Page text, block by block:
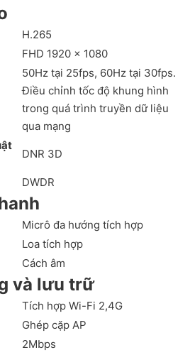
H.265
FHD 1920 x 1080
50Hz tại 25fps, 60Hz tại 30fps.
Điều chỉnh tốc độ khung hình
trong quá trình truyền dữ liệu
qua mạng
DNR 3D
DWDR
Micrô đa hướng tích hợp
Loa tích hợp
Cách âm
và lưu trữ
Tích hợp Wi-Fi 2,4G
Ghép cặp AP
2Mbps